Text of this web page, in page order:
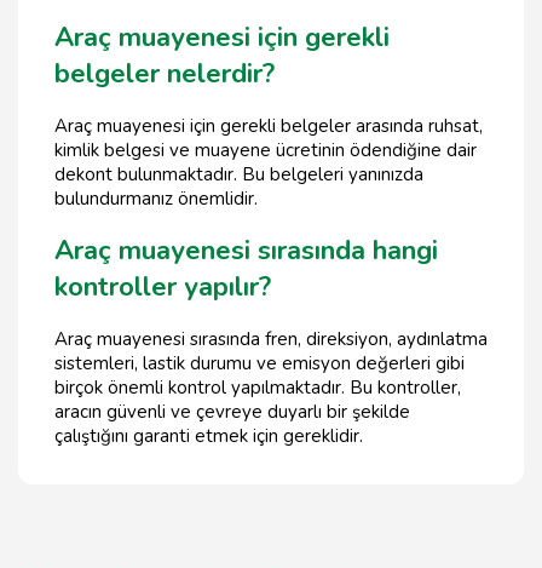
Araç muayenesi için gerekli
belgeler nelerdir?
Araç muayenesi için gerekli belgeler arasında ruhsat,
kimlik belgesi ve muayene ücretinin ödendiğine dair
dekont bulunmaktadır. Bu belgeleri yanınızda
bulundurmanız önemlidir.
Araç muayenesi sırasında hangi
kontroller yapılır?
Araç muayenesi sırasında fren, direksiyon, aydınlatma
sistemleri, lastik durumu ve emisyon değerleri gibi
birçok önemli kontrol yapılmaktadır. Bu kontroller,
aracın güvenli ve çevreye duyarlı bir şekilde
çalıştığını garanti etmek için gereklidir.